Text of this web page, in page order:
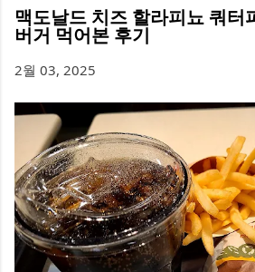
맥도날드 치즈 할라피뇨 쿼터
버거 먹어본 후기
2월 03, 2025